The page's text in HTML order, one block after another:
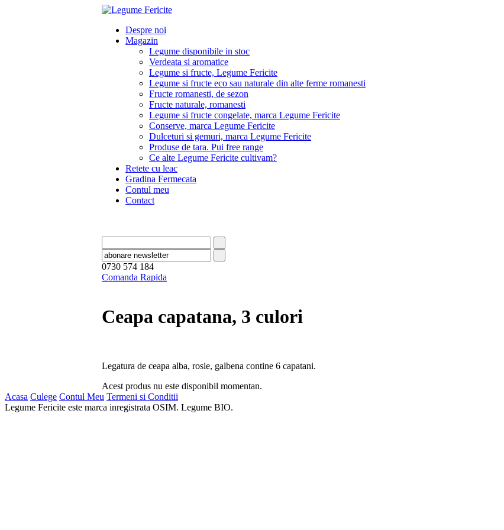
Despre noi
Magazin
Legume disponibile in stoc
Verdeata si aromatice
Legume si fructe, Legume Fericite
Legume si fructe eco sau naturale din alte ferme romanesti
Fructe romanesti, de sezon
Fructe naturale, romanesti
Legume si fructe congelate, marca Legume Fericite
Conserve, marca Legume Fericite
Dulceturi si gemuri, marca Legume Fericite
Produse de tara. Pui free range
Ce alte Legume Fericite cultivam?
Retete cu leac
Gradina Fermecata
Contul meu
Contact
0730 574 184
Comanda Rapida
Ceapa capatana, 3 culori
Legatura de ceapa alba, rosie, galbena contine 6 capatani.
Acest produs nu este disponibil momentan.
Acasa Culege Contul Meu Termeni si Conditii
Legume Fericite este marca inregistrata OSIM. Legume BIO.